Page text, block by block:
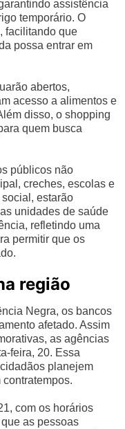
assistência
temporário. O
facilitando que
possa entrar em
abertos,
acesso a alimentos e
disso, o shopping
quem busca
públicos não
creches, escolas e
estarão
unidades de saúde
refletindo uma
permitir que os
região
Negra, os bancos
afetado. Assim
as agências
feira, 20. Essa
planejem
com os horários
as pessoas